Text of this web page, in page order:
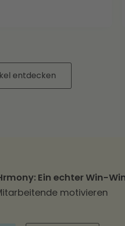
entdecken
Ein echter Win-
motivieren